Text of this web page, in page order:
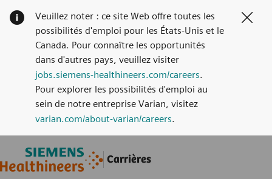
Carrières
Veuillez noter : ce site Web offre toutes les
possibilités d'emploi pour les États-Unis et le
Canada. Pour connaître les opportunités
dans d'autres pays, veuillez visiter
jobs.siemens-healthineers.com/careers.
Pour explorer les possibilités d'emploi au
sein de notre entreprise Varian, visitez
varian.com/about-varian/careers.